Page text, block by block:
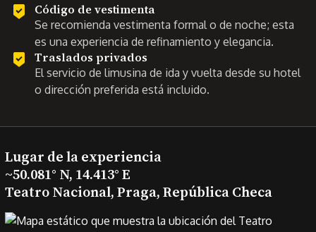
Código de vestimenta
Se recomienda vestimenta formal o de noche; esta
es una experiencia de refinamiento y elegancia.
Traslados privados
El servicio de limusina de ida y vuelta desde su hotel
o dirección preferida está incluido.
Lugar de la experiencia
~50.081° N, 14.413° E
Teatro Nacional, Praga, República Checa